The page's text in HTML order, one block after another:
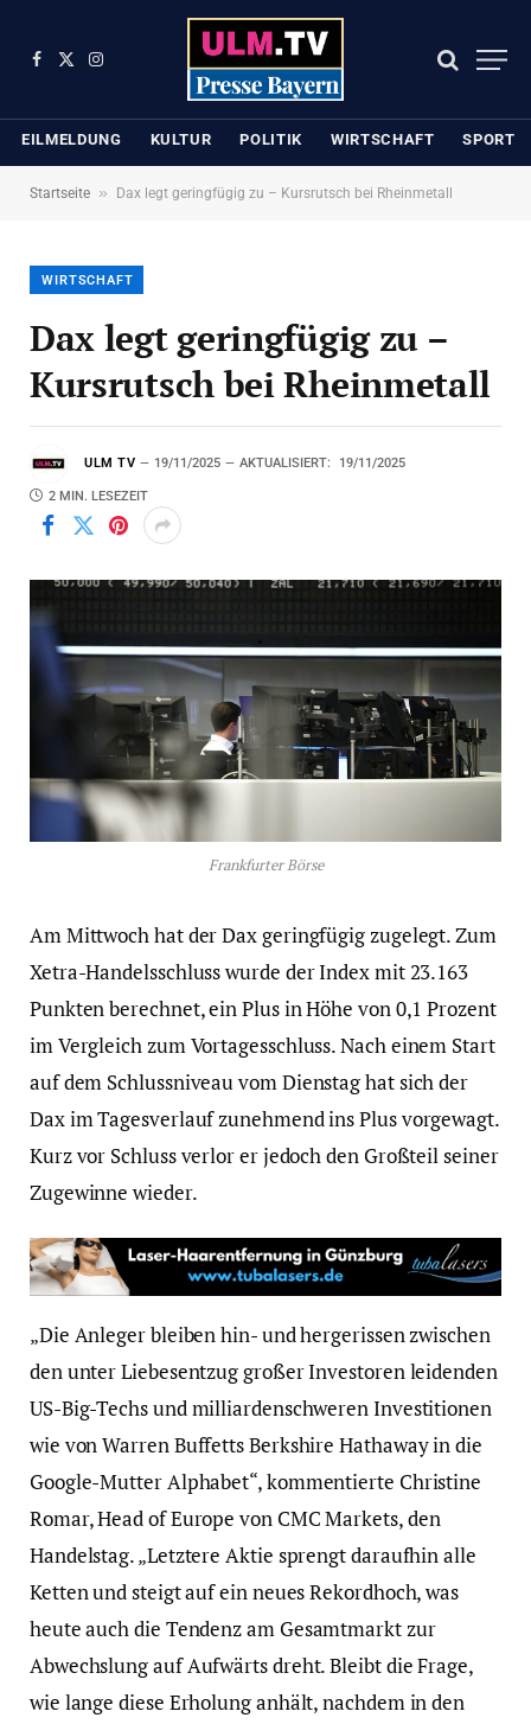
Facebook
X
Instagram
EILMELDUNG KULTUR POLITIK WIRTSCHAFT SPORT
Startseite » Dax legt geringfügig zu – Kursrutsch bei Rheinmetall
WIRTSCHAFT
Dax legt geringfügig zu –
Kursrutsch bei Rheinmetall
ULM TV 19/11/2025 AKTUALISIERT: 19/11/2025
2 MIN. LESEZEIT
Frankfurter Börse
Am Mittwoch hat der Dax geringfügig zugelegt. Zum
Xetra-Handelsschluss wurde der Index mit 23.163
Punkten berechnet, ein Plus in Höhe von 0,1 Prozent
im Vergleich zum Vortagesschluss. Nach einem Start
auf dem Schlussniveau vom Dienstag hat sich der
Dax im Tagesverlauf zunehmend ins Plus vorgewagt.
Kurz vor Schluss verlor er jedoch den Großteil seiner
Zugewinne wieder.
„Die Anleger bleiben hin- und hergerissen zwischen
den unter Liebesentzug großer Investoren leidenden
US-Big-Techs und milliardenschweren Investitionen
wie von Warren Buffetts Berkshire Hathaway in die
Google-Mutter Alphabet“, kommentierte Christine
Romar, Head of Europe von CMC Markets, den
Handelstag. „Letztere Aktie sprengt daraufhin alle
Ketten und steigt auf ein neues Rekordhoch, was
heute auch die Tendenz am Gesamtmarkt zur
Abwechslung auf Aufwärts dreht. Bleibt die Frage,
wie lange diese Erholung anhält, nachdem in den